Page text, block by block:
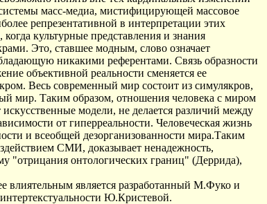
масс-медиа, мистифицирующей массовое
репрезентативной в интерпретации этих
культурные представления и знания
Это, ставшее модным, слово означает
никакими референтами. Связь образности
объективной реальности сменяется ее
Весь современный мир состоит из симулякров,
мир. Таким образом, отношения человека с миром
модели, не делается различий между
от гиперреальности. Человеческая жизнь
и всеобщей дезорганизованности мира.Таким
СМИ, доказывает ненадежность,
"отрицания онтологических границ" (Деррида),
влиятельным является разработанный М.Фуко и
Ю.Кристевой.